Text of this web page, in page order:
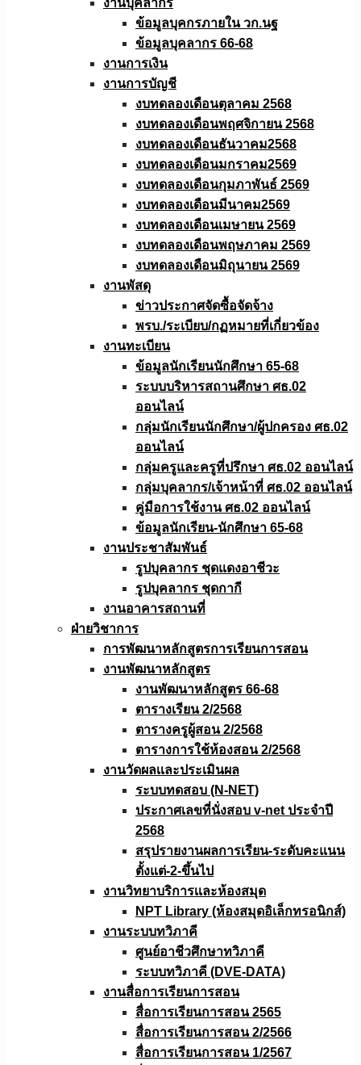
งานบุคลากร
ข้อมูลบุคกรภายใน วก.นฐ
ข้อมูลบุคลากร 66-68
งานการเงิน
งานการบัญชี
งบทดลองเดือนตุลาคม 2568
งบทดลองเดือนพฤศจิกายน 2568
งบทดลองเดือนธันวาคม2568
งบทดลองเดือนมกราคม2569
งบทดลองเดือนกุมภาพันธ์ 2569
งบทดลองเดือนมีนาคม2569
งบทดลองเดือนเมษายน 2569
งบทดลองเดือนพฤษภาคม 2569
งบทดลองเดือนมิถุนายน 2569
งานพัสดุ
ข่าวประกาศจัดซื้อจัดจ้าง
พรบ./ระเบียบ/กฏหมายที่เกี่ยวข้อง
งานทะเบียน
ข้อมูลนักเรียนนักศึกษา 65-68
ระบบบริหารสถานศึกษา ศธ.02
ออนไลน์
กลุ่มนักเรียนนักศึกษา/ผู้ปกครอง ศธ.02
ออนไลน์
กลุ่มครูและครูที่ปรึกษา ศธ.02 ออนไลน์
กลุ่มบุคลากร/เจ้าหน้าที่ ศธ.02 ออนไลน์
คู่มือการใช้งาน ศธ.02 ออนไลน์
ข้อมูลนักเรียน-นักศึกษา 65-68
งานประชาสัมพันธ์
รูปบุคลากร ชุดแดงอาชีวะ
รูปบุคลากร ชุดกากี
งานอาคารสถานที่
ฝ่ายวิชาการ
การพัฒนาหลักสูตรการเรียนการสอน
งานพัฒนาหลักสูตร
งานพัฒนาหลักสูตร 66-68
ตารางเรียน 2/2568
ตารางครูผู้สอน 2/2568
ตารางการใช้ห้องสอน 2/2568
งานวัดผลเเละประเมินผล
ระบบทดสอบ (N-NET)
ประกาศเลขที่นั่งสอบ v-net ประจำปี
2568
สรุปรายงานผลการเรียน-ระดับคะแนน
ตั้งแต่-2-ขึ้นไป
งานวิทยาบริการเเละห้องสมุด
NPT Library (ห้องสมุดอิเล็กทรอนิกส์)
งานระบบทวิภาคี
ศูนย์อาชีวศึกษาทวิภาคี
ระบบทวิภาคี (DVE-DATA)
งานสื่อการเรียนการสอน
สื่อการเรียนการสอน 2565
สื่อการเรียนการสอน 2/2566
สื่อการเรียนการสอน 1/2567